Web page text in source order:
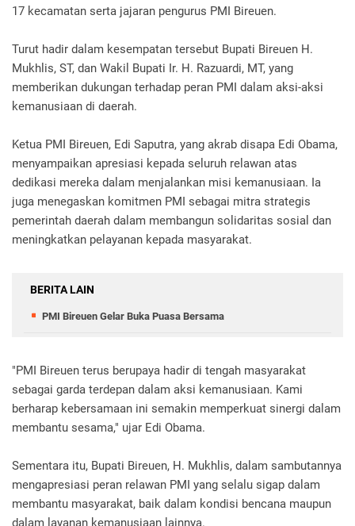
17 kecamatan serta jajaran pengurus PMI Bireuen.
Turut hadir dalam kesempatan tersebut Bupati Bireuen H.
Mukhlis, ST, dan Wakil Bupati Ir. H. Razuardi, MT, yang
memberikan dukungan terhadap peran PMI dalam aksi-aksi
kemanusiaan di daerah.
Ketua PMI Bireuen, Edi Saputra, yang akrab disapa Edi Obama,
menyampaikan apresiasi kepada seluruh relawan atas
dedikasi mereka dalam menjalankan misi kemanusiaan. Ia
juga menegaskan komitmen PMI sebagai mitra strategis
pemerintah daerah dalam membangun solidaritas sosial dan
meningkatkan pelayanan kepada masyarakat.
BERITA LAIN
PMI Bireuen Gelar Buka Puasa Bersama
"PMI Bireuen terus berupaya hadir di tengah masyarakat
sebagai garda terdepan dalam aksi kemanusiaan. Kami
berharap kebersamaan ini semakin memperkuat sinergi dalam
membantu sesama," ujar Edi Obama.
Sementara itu, Bupati Bireuen, H. Mukhlis, dalam sambutannya
mengapresiasi peran relawan PMI yang selalu sigap dalam
membantu masyarakat, baik dalam kondisi bencana maupun
dalam layanan kemanusiaan lainnya.